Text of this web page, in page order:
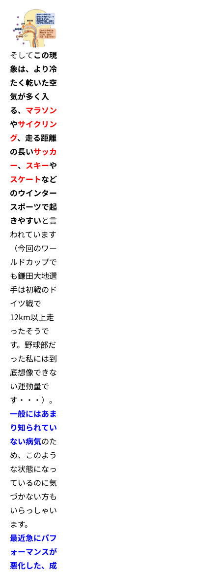
そしてこの現
象は、より冷
たく乾いた空
気が多く入
る、 マラソン
やサイクリン
グ、走る距離
の長いサッカ
ー、 スキーや
スケートなど
のウインター
スポーツで起
きやすいと言
われています
（今回のワー
ルドカップで
も鎌田大地選
手は初戦のド
イツ戦で
12km以上走
ったそうで
す。野球部だ
った私には到
底想像できな
い運動量で
す・・・）。
一般にはあま
り知られてい
ない病気のた
め、このよう
な状態になっ
ているのに気
づかない方も
いらっしゃい
ます。
最近急にパフ
ォーマンスが
悪化した、成